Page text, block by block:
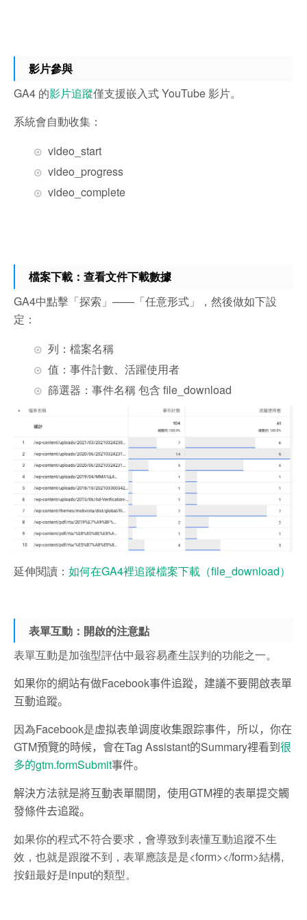
影片參與
GA4 的影片追蹤僅支援嵌入式 YouTube 影片。
系統會自動收集：
video_start
video_progress
video_complete
檔案下載：查看文件下載數據
GA4中點擊「探索」——「任意形式」，然後做如下設
定：
列：檔案名稱
值：事件計數、活躍使用者
篩選器：事件名稱 包含 file_download
延伸閱讀： 如何在GA4裡追蹤檔案下載（file_download）
表單互動：開啟的注意點
表單互動是加強型評估中最容易產生誤判的功能之一。
如果你的網站有做Facebook事件追蹤，建議不要開啟表單
互動追蹤。
因為Facebook是虚拟表单调度收集跟踪事件，所以， 你在
GTM預覽的時候，會在Tag Assistant的Summary裡看到很
多的gtm.formSubmit事件。
解決方法就是將互動表單關閉，使用GTM裡的表單提交觸
發條件去追蹤。
如果你的程式不符合要求，會導致到表懂互動追蹤不生
效，也就是跟蹤不到，表單應該是是<form></form>結構,
按鈕最好是input的類型。